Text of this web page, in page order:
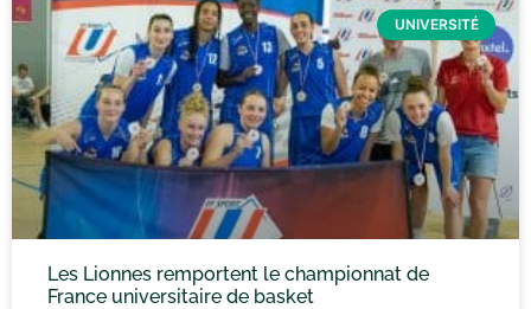
UNIVERSITÉ
Les Lionnes remportent le championnat de
France universitaire de basket